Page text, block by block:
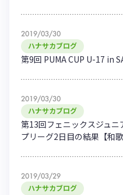
2019/03/30
ハナサカブログ
第9回 PUMA CUP U-17 in
2019/03/30
ハナサカブログ
第13回フェニックスジュ
プリーグ2日目の結果【和
2019/03/29
ハナサカブログ